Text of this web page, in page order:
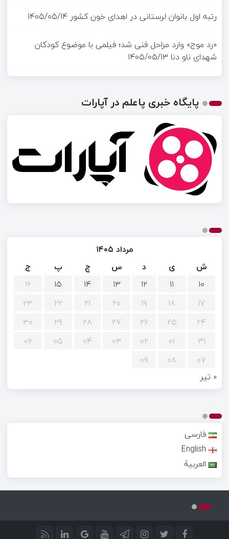
رتبه اول بانوان لرستانی در اهدای خون کشور ۱۴۰۵/۰۵/۱۴
«رد موج» وارد مراحل فنی شد؛ فیلمی با موضوع کودکان
شهدای ناو دنا ۱۴۰۵/۰۵/۱۳
پایگاه خبری پاعلم در آپارات
مرداد ۱۴۰۵
ش
ی د س چ پ
ج
۱۰
۱۱ ۱۲ ۱۳ ۱۴ ۱۵
۱۶
۱۷
۱۸ ۱۹ ۲۰ ۲۱ ۲۲
۲۳
۲۴
۲۵ ۲۶ ۲۷ ۲۸ ۲۹
۳۰
۳۱
۰۱ ۰۲ ۰۳ ۰۴ ۰۵
۰۶
۰۷
۰۸
۰۹
« تیر
فارسی
English
العربية